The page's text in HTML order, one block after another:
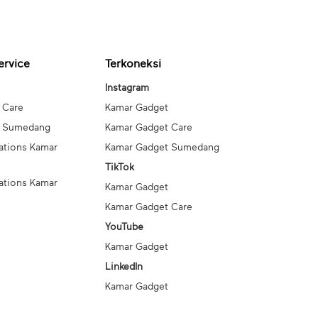
Sumedang
Kamar
Kamar
Terkoneksi
Instagram
Kamar Gadget
Kamar Gadget Care
Kamar Gadget Sumedang
TikTok
Kamar Gadget
Kamar Gadget Care
YouTube
Kamar Gadget
LinkedIn
Kamar Gadget